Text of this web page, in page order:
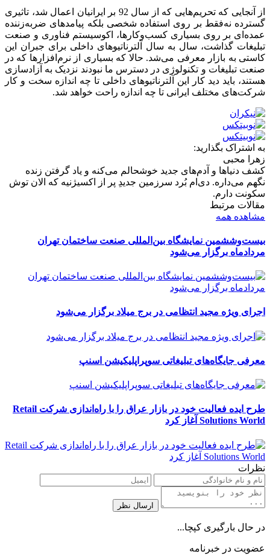
از آنجایی که تحریم‌هایی که از سال 92 بر ایرانیان اعمال شد، تاثیری
گسترده نه‌فقط بر روی استفاده‌ شخصی بلکه پیامدهای ضربه‌زننده
عمده‌ای بر روی بسیاری کسب‌وکارها، اکوسیستم فناوری و صنعت
تبلیغات گذاشت، سال به سال آلترناتیوهای داخلی برای جبران این
کاستی به بازار معرفی می‌شد. حالا که بسیاری از نرم‌افزارها که در
صنعت تبلیغات و تکنولوژی در دسترس ما نبودند نزدیک به آزادسازی
هستند، باید دید کار این آلترناتیوهای داخلی تا چه اندازه سخت و کار
شرکت‌های مختلف ایرانی تا چه اندازه راحت خواهد شد.
به اشتراک بگذارید:
زهرا محبی
کشف دنیاها و آدم‌های جدید خوشحالم می‌کنه و یاد گرفتن زنده
نگهم می‌داره. دی‌ام بُرد سرزمین جدیدِ پر از اکسیژنیه که الان توش
سکونت دارم.
مقالات مرتبط
مشاهده همه
بیست‌وششمین نمایشگاه بین‌المللی صنعت ساختمان تهران
مردادماه برگزار می‌شود
اجرای ویژه مجید انتظامی در برج میلاد برگزار می‌شود
معرفی جایگاه‌های تبلیغاتی سوپراپلیکیشن اسنپ
طرح ایده فعالیت خود در بازار عراق را با راه‌اندازی شرکت Retail
Solutions World آغاز کرد
نظرات
در حال بارگیری کپچا...
عضویت در خبرنامه